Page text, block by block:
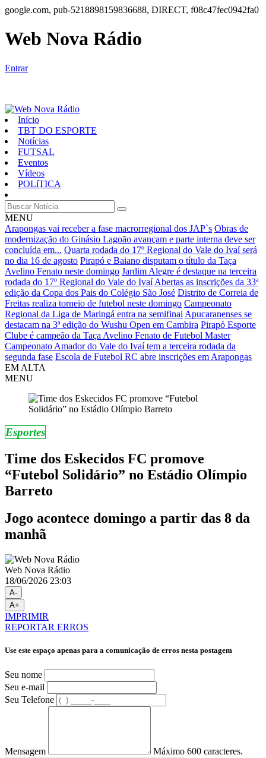
google.com, pub-5218898159836688, DIRECT, f08c47fec0942fa0
Web Nova Rádio
Entrar
Início
TBT DO ESPORTE
Notícias
FUTSAL
Eventos
Vídeos
POLíTICA
MENU
Arapongas vai receber a fase macrorregional dos JAP`s Obras de
modernização do Ginásio Lagoão avançam e parte interna deve ser
concluída em... Quarta rodada do 17º Regional do Vale do Ivaí será
no dia 16 de agosto Pirapó e Baiano disputam o título da Taça
Avelino Fenato neste domingo Jardim Alegre é destaque na terceira
rodada do 17º Regional do Vale do Ivaí Abertas as inscrições da 33ª
edição da Copa dos Pais do Colégio São José Distrito de Correia de
Freitas realiza torneio de futebol neste domingo Campeonato
Regional da Liga de Maringá entra na semifinal Apucaranenses se
destacam na 3ª edição do Wushu Open em Cambira Pirapó Esporte
Clube é campeão da Taça Avelino Fenato de Futebol Master
Campeonato Amador do Vale do Ivaí tem a terceira rodada da
segunda fase Escola de Futebol RC abre inscrições em Arapongas
EM ALTA
MENU
Esportes
Time dos Eskecidos FC promove
“Futebol Solidário” no Estádio Olímpio
Barreto
Jogo acontece domingo a partir das 8 da
manhã
Web Nova Rádio
18/06/2026 23:03
A-
A+
IMPRIMIR
REPORTAR ERROS
Use este espaço apenas para a comunicação de erros nesta postagem
Seu nome
Seu e-mail
Seu Telefone
Mensagem Máximo 600 caracteres.